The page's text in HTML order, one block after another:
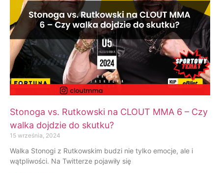
Stonoga vs. Rutkowski na CLOUT MMA 6 – Czy
walka dojdzie do skutku?
15 września, 2024
Walka Stonogi z Rutkowskim budzi nie tylko emocje, ale i
wątpliwości. Na Twitterze pojawiły się